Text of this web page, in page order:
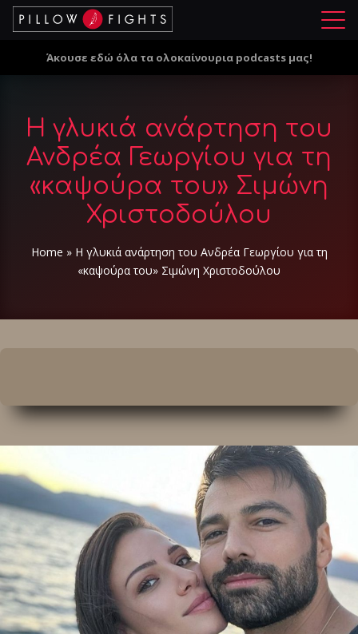
Μ
ο
Άκουσε εδώ όλα τα ολοκαίνουρια podcasts μας!
Η γλυκιά ανάρτηση του
Ανδρέα Γεωργίου για τη
«καψούρα του» Σιμώνη
Χριστοδούλου
Home » Η γλυκιά ανάρτηση του Ανδρέα Γεωργίου για τη
«καψούρα του» Σιμώνη Χριστοδούλου